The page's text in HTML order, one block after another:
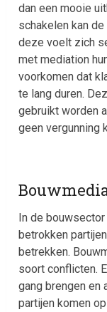
dan een mooie
schakelen kan
deze voelt zich
met mediation
voorkomen dat
te lang duren.
gebruikt worden
geen vergunning
In de
betrokken
betrekken.
soort conflicten.
gang brengen en
partijen komen